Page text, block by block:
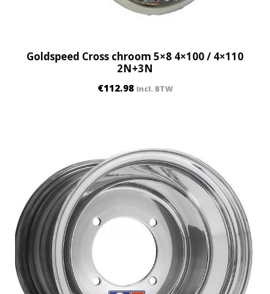
Goldspeed Cross chroom 5×8 4×100 / 4×110
2N+3N
€112.98 incl. BTW